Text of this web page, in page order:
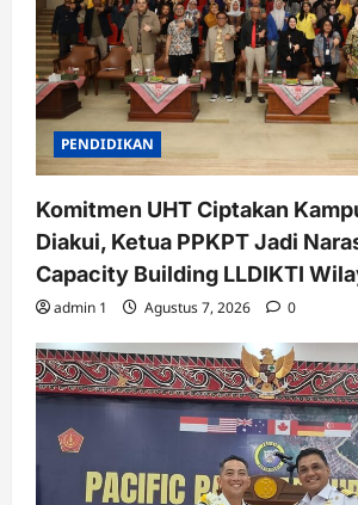
PENDIDIKAN
Komitmen UHT Ciptakan
Diakui, Ketua PPKPT Jadi
Capacity Building LLDIKTI
admin 1 Agustus 7, 2026 0